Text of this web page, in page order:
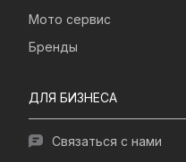
Мото сервис
Бренды
ДЛЯ БИЗНЕСА
Связаться с нами